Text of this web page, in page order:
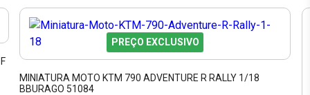
PREÇO EXCLUSIVO
MINIATURA MOTO KTM 790 ADVENTURE R RALLY 1/18
BBURAGO 51084